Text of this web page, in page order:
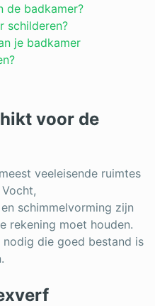
de badkamer?
schilderen?
je badkamer
voor de
veeleisende ruimtes
Vocht,
schimmelvorming zijn
rekening moet houden.
die goed bestand is